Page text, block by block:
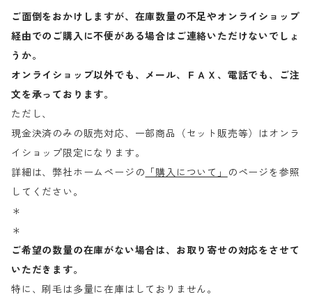
ご面倒をおかけしますが、在庫数量の不足やオンライショップ
経由でのご購入に不便がある場合はご連絡いただけないでしょ
うか。
オンライショップ以外でも、メール、ＦＡＸ、電話でも、ご注
文を承っております。
ただし、
現金決済のみの販売対応、一部商品（セット販売等）はオンラ
イショップ限定になります。
詳細は、弊社ホームページの 「購入について」
のページを参照
してください。
＊
＊
ご希望の数量の在庫がない場合は、お取り寄せの対応をさせて
いただきます。
特に、刷毛は多量に在庫はしておりません。